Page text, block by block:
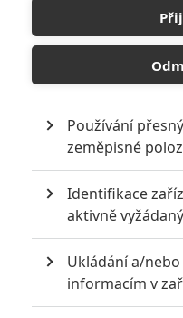
| 2021-07-18 23:54:43 |
V Pondělí jdu na Únikovou
nachystaného Gumpa a v
uvidíme. Jinak mě taky
šašek neměl ani na
spoilery (tam byl Fury s tím
záporákovi ten mu prozradil
Fury , ale Black Widow a
záporákovi ten jí řekne svůj
, ale Black Widow a později
komedie jako remake
všichni důležití přežili tady
po cestě doplachtí do
mezitím po ní jde
ještě stihne zachránit
Používání
zeměpisné
Identifikace
aktivně
Ukládání a/
informacím v